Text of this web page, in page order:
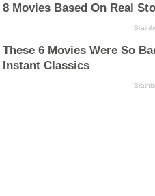
8 Movies Based On Real
These 6 Movies Were So
Instant Classics